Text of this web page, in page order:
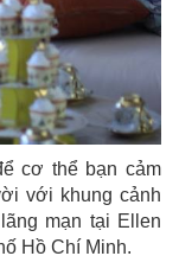
cơ thể bạn cảm
với khung cảnh
mạn tại Ellen
Hồ Chí Minh.